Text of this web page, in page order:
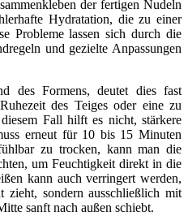
der fertigen Nudeln
Hydratation, die zu einer
Probleme lassen sich durch die
und gezielte Anpassungen
des Formens, deutet dies fast
des Teiges oder eine zu
Fall hilft es nicht, stärkere
erneut für 10 bis 15 Minuten
zu trocken, kann man die
um Feuchtigkeit direkt in die
kann auch verringert werden,
zieht, sondern ausschließlich mit
sanft nach außen schiebt.